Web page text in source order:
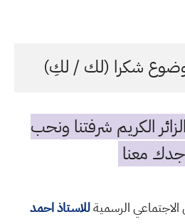
شكرا (لك / لكِ)
الكريم شرفتنا ونحب
معنا
الرسميةللاستاذ احمد